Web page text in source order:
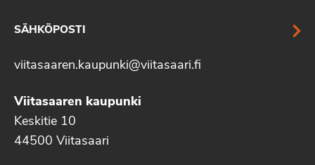
SÄHKÖPOSTI
viitasaaren.kaupunki@viitasaari.fi
Viitasaaren kaupunki
Keskitie 10
44500 Viitasaari